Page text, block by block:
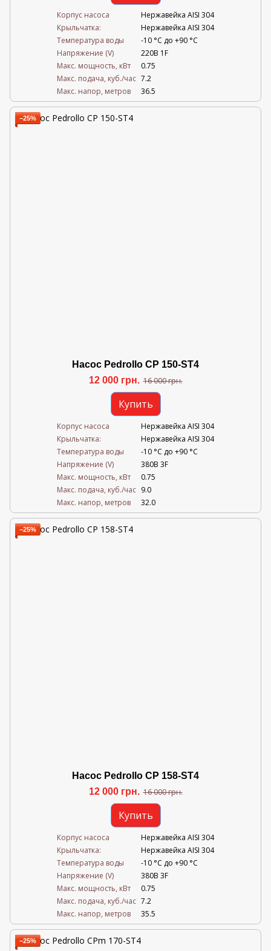
Корпус насоса
Нержавейка AISI 304
Крыльчатка:
Нержавейка AISI 304
Температура воды
-10 °C до +90 °C
Напряжение (V)
220В 1F
Mакс. мощность, кВт
0.75
Mакс. подача, куб./час 7.2
Maкс. напор, метров
36.5
−25%
Насос Pedrollo CP 150-ST4
12 000 грн. 16 000 грн.
Купить
Корпус насоса
Нержавейка AISI 304
Крыльчатка:
Нержавейка AISI 304
Температура воды
-10 °C до +90 °C
Напряжение (V)
380В 3F
Mакс. мощность, кВт
0.75
Mакс. подача, куб./час 9.0
Maкс. напор, метров
32.0
−25%
Насос Pedrollo CP 158-ST4
12 000 грн. 16 000 грн.
Купить
Корпус насоса
Нержавейка AISI 304
Крыльчатка:
Нержавейка AISI 304
Температура воды
-10 °C до +90 °C
Напряжение (V)
380В 3F
Mакс. мощность, кВт
0.75
Mакс. подача, куб./час 7.2
Maкс. напор, метров
35.5
−25%